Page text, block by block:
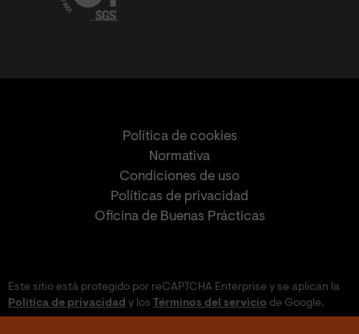
Política de cookies
Normativa
Condiciones de uso
Políticas de privacidad
Oficina de Buenas Prácticas
Este sitio está protegido por reCAPTCHA Enterprise y se aplican la
Política de privacidad y los Términos del servicio de Google.